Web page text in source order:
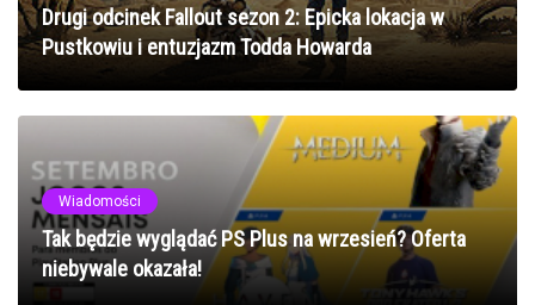
Drugi odcinek Fallout sezon 2: Epicka lokacja w
Pustkowiu i entuzjazm Todda Howarda
Wiadomości
Tak będzie wyglądać PS Plus na wrzesień? Oferta
niebywale okazała!